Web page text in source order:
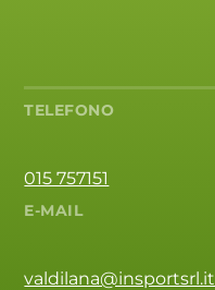
TELEFONO
015 757151
E-MAIL
valdilana@insportsrl.it